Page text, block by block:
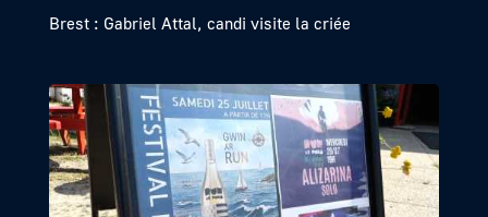
Brest : Gabriel Attal, candi visite la criée